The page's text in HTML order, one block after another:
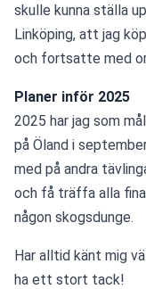
skulle kunna ställa
Linköping, att jag
och fortsatte med
Planer inför 2025
2025 har jag som
på Öland i
med på andra
och få träffa alla
någon skogsdunge.
Har alltid känt mig
ha ett stort tack!